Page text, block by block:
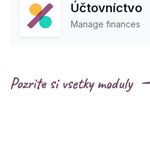
Účtovníctvo
Manage finances
Pozrite si vsetky moduly‭